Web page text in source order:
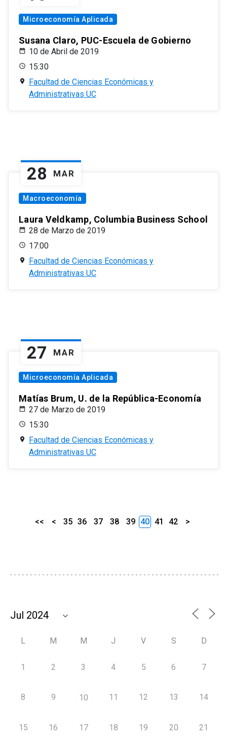
Microeconomía Aplicada
Susana Claro, PUC-Escuela de Gobierno
10 de Abril de 2019
15:30
Facultad de Ciencias Económicas y
Administrativas UC
28 MAR
Macroeconomía
Laura Veldkamp, Columbia Business School
28 de Marzo de 2019
17:00
Facultad de Ciencias Económicas y
Administrativas UC
27 MAR
Microeconomía Aplicada
Matías Brum, U. de la República-Economía
27 de Marzo de 2019
15:30
Facultad de Ciencias Económicas y
Administrativas UC
<< < 35 36 37 38 39 40 41 42 >
L M M J V S D
1 2 3 4 5 6 7
8 9 10 11 12 13 14
15 16 17 18 19 20 21